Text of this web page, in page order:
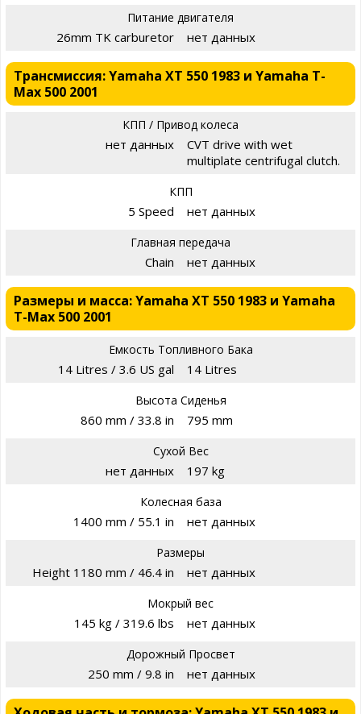
Питание двигателя
26mm TK carburetor нет данных
Трансмиссия: Yamaha XT 550 1983 и Yamaha T-
Max 500 2001
КПП / Привод колеса
нет данных
CVT drive with wet
multiplate centrifugal clutch.
КПП
5 Speed нет данных
Главная передача
Chain нет данных
Размеры и масса: Yamaha XT 550 1983 и Yamaha
T-Max 500 2001
Емкость Топливного Бака
14 Litres / 3.6 US gal 14 Litres
Высота Сиденья
860 mm / 33.8 in 795 mm
Сухой Вес
нет данных 197 kg
Колесная база
1400 mm / 55.1 in нет данных
Размеры
Height 1180 mm / 46.4 in нет данных
Мокрый вес
145 kg / 319.6 lbs нет данных
Дорожный Просвет
250 mm / 9.8 in нет данных